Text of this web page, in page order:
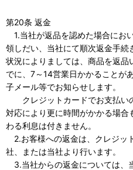
第20条 返金
1.当社が返品を認めた場合にお
領しだい、当社にて順次返金手
状況によりましては、商品を返品
でに、7～14営業日かかることが
子メール等でお知らせします。
クレジットカードでお支払い
対応により更に時間がかかる場
わる利息は付きません。
2.お客様への返金は、クレジッ
社、または当社より行います。
3.当社からの返金については、